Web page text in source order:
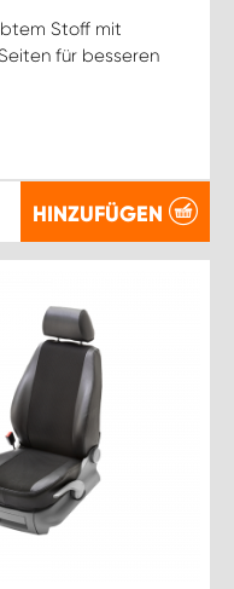
Stoff mit
für besseren
HINZUFÜGEN